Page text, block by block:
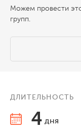
Можем провести
групп.
ДЛИТЕЛЬНОСТЬ
4 дня